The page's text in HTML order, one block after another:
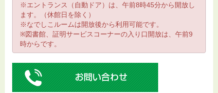
※エントランス（自動ドア）は、午前8時45分から開放し
ます。（休館日を除く）
※なでしこルームは開放後から利用可能です。
※図書館、証明サービスコーナーの入り口開放は、午前9
時からです。